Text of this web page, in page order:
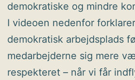
demokratiske og mindre
I videoen nedenfor
demokratisk arbejdsplads
medarbejderne sig mere
respekteret – når vi får